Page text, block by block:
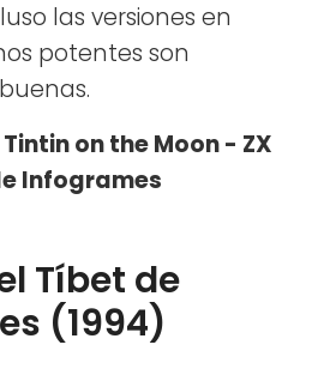
las versiones en
potentes son
on the Moon - ZX
Infogrames
Tíbet de
(1994)